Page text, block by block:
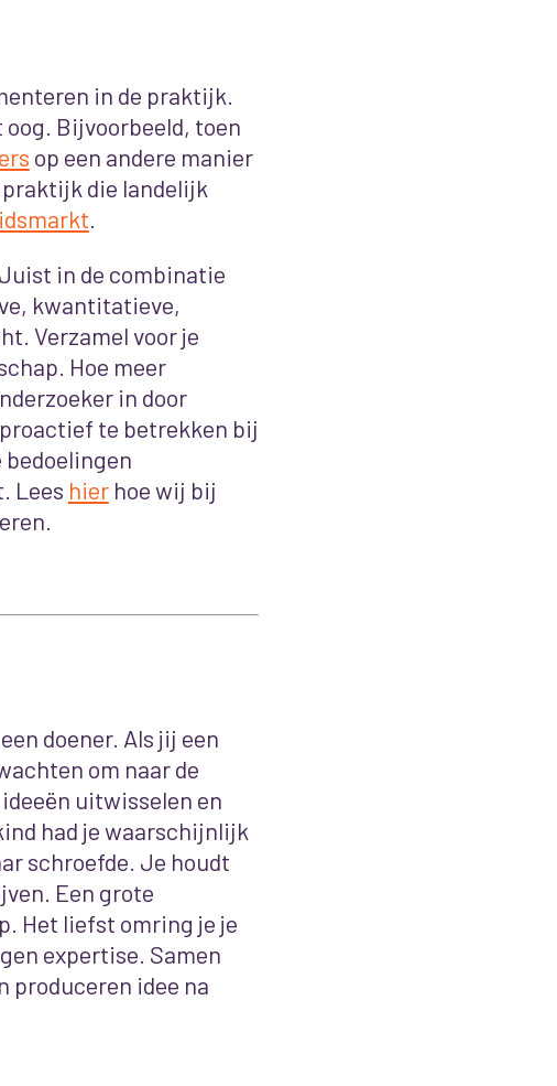
in de praktijk.
Bijvoorbeeld, toen
op een andere manier
die landelijk
in de combinatie
kwantitatieve,
Verzamel voor je
Hoe meer
in door
te betrekken bij
bedoelingen
Lees hierhoe wij bij
doener. Als jij een
om naar de
uitwisselen en
had je waarschijnlijk
schroefde. Je houdt
Een grote
Het liefst omring je je
expertise. Samen
produceren idee na